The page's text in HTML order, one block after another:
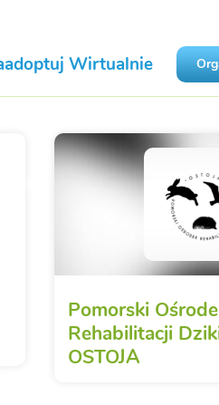
Wirtualnie
Pomorski
Rehabilitacji
OSTOJA